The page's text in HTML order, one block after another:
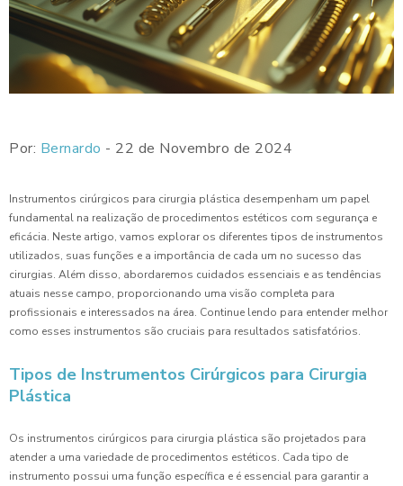
Por: Bernardo - 22 de Novembro de 2024
Instrumentos cirúrgicos para cirurgia plástica desempenham um papel
fundamental na realização de procedimentos estéticos com segurança e
eficácia. Neste artigo, vamos explorar os diferentes tipos de instrumentos
utilizados, suas funções e a importância de cada um no sucesso das
cirurgias. Além disso, abordaremos cuidados essenciais e as tendências
atuais nesse campo, proporcionando uma visão completa para
profissionais e interessados na área. Continue lendo para entender melhor
como esses instrumentos são cruciais para resultados satisfatórios.
Tipos de Instrumentos Cirúrgicos para Cirurgia
Plástica
Os instrumentos cirúrgicos para cirurgia plástica são projetados para
atender a uma variedade de procedimentos estéticos. Cada tipo de
instrumento possui uma função específica e é essencial para garantir a